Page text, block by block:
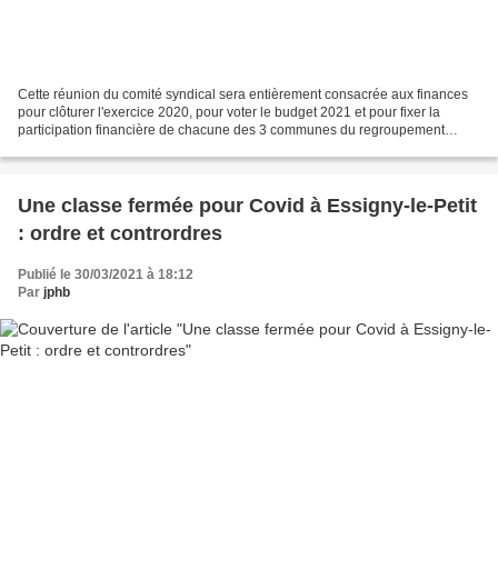
Cette réunion du comité syndical sera entièrement consacrée aux finances
pour clôturer l'exercice 2020, pour voter le budget 2021 et pour fixer la
participation financière de chacune des 3 communes du regroupement
Une classe fermée pour Covid à Essigny-le-Petit
: ordre et contrordres
Publié le 30/03/2021 à 18:12
Par jphb